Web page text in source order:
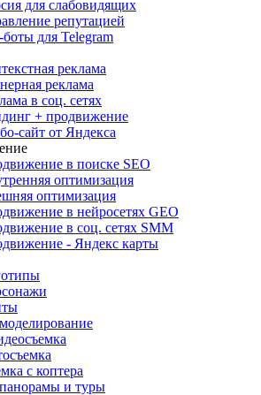
для слабовидящих
репутацией
боты для Telegram
реклама
реклама
в соц. сетях
+ продвижение
сайт от Яндекса
в поиске SEO
оптимизация
оптимизация
в нейросетях GEO
в соц. сетях SMM
- Яндекс карты
с коптера
и туры